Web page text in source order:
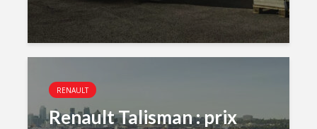
RENAULT
Renault Talisman : prix